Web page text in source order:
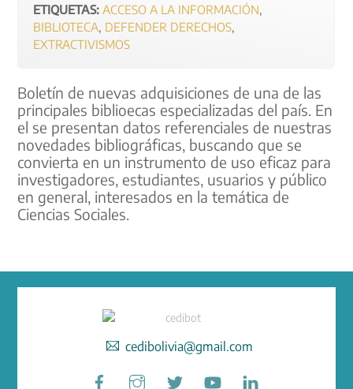
ETIQUETAS: ACCESO A LA INFORMACIÓN
BIBLIOTECA DEFENDER DERECHOS
EXTRACTIVISMOS
Boletín de nuevas adquisiciones de una de las
principales biblioecas especializadas del país. En
el se presentan datos referenciales de nuestras
novedades bibliográficas, buscando que se
convierta en un instrumento de uso eficaz para
investigadores, estudiantes, usuarios y público
en general, interesados en la temática de
Ciencias Sociales.
cedibolivia@gmail.com
Facebook YouTube